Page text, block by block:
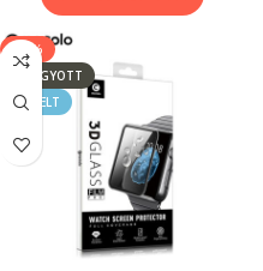
-11%
ELFOGYOTT
KIEMELT